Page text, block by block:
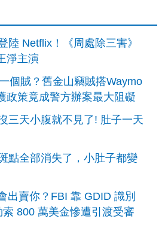
陸 Netflix！《周處除三害》
淨主演
個賊？舊金山竊賊搭Waymo
政策竟成警方辦案最大阻礙
三天小腹就不見了! 肚子一天
點全部消失了，小肚子都變
出賣你？FBI 靠 GDID 識別
800 萬美金慘遭引渡受審